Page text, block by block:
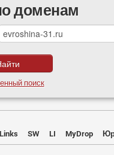
доменам
поиск
Links SW LI MyDrop